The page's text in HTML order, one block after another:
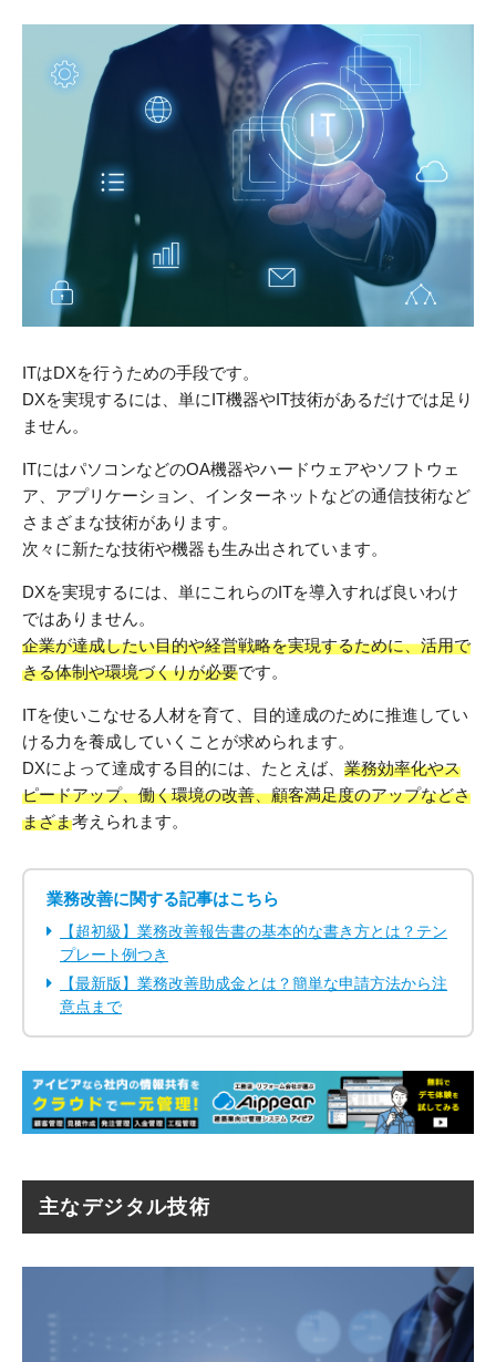
ITはDXを行うための手段です。
DXを実現するには、単にIT機器やIT技術があるだけでは足り
ません。
ITにはパソコンなどのOA機器やハードウェアやソフトウェ
ア、アプリケーション、インターネットなどの通信技術など
さまざまな技術があります。
次々に新たな技術や機器も生み出されています。
DXを実現するには、単にこれらのITを導入すれば良いわけ
ではありません。
企業が達成したい目的や経営戦略を実現するために、活用で
きる体制や環境づくりが必要です。
ITを使いこなせる人材を育て、目的達成のために推進してい
ける力を養成していくことが求められます。
DXによって達成する目的には、たとえば、 業務効率化やス
ピードアップ、働く環境の改善、顧客満足度のアップなどさ
まざま考えられます。
業務改善に関する記事はこちら
【超初級】業務改善報告書の基本的な書き方とは？テン
プレート例つき
【最新版】業務改善助成金とは？簡単な申請方法から注
意点まで
主なデジタル技術